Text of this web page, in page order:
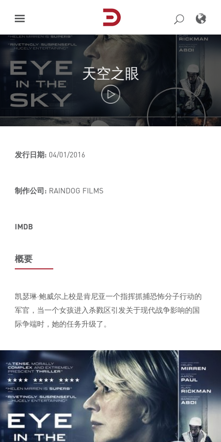
content
天空之眼
发行日期: 04/01/2016
制作公司: RAINDOG FILMS
IMDB
概要
凯瑟琳·鲍威尔上校是肯尼亚一个指挥抓捕恐怖分子行动的
军官，当一个女孩进入杀戮区引发关于现代战争影响的国
际争端时，她的任务升级了。